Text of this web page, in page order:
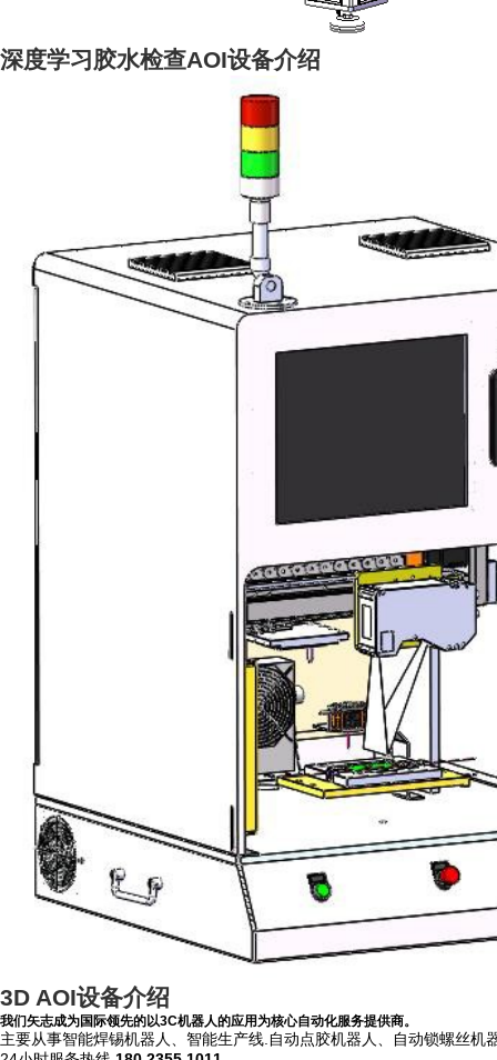
深度学习胶水检查AOI设备介绍
3D AOI设备介绍
我们矢志成为国际领先的以3C机器人的应用为核心自动化服务提供商。
主要从事智能焊锡机器人、智能生产线.自动点胶机器人、自动锁螺丝机